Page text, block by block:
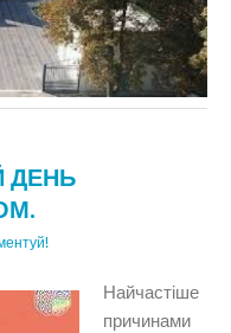
ДЕНЬ
Найчастіше
причинами